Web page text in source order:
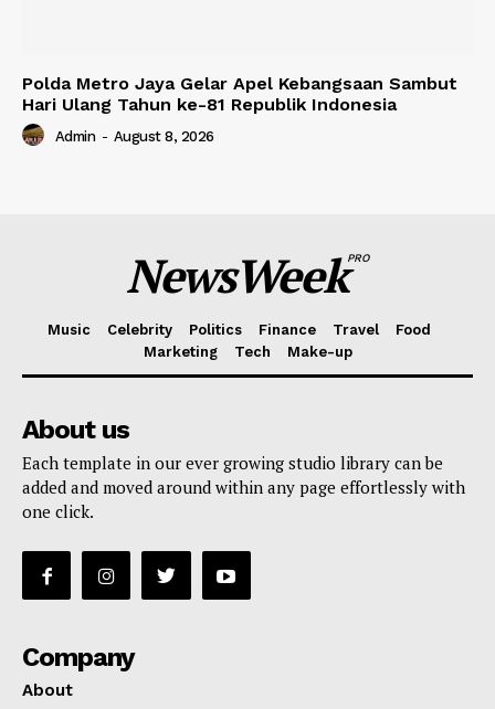
Polda Metro Jaya Gelar Apel Kebangsaan Sambut
Hari Ulang Tahun ke-81 Republik Indonesia
Admin - August 8, 2026
NewsWeekPRO
Music Celebrity Politics Finance Travel
Food
Marketing
Tech Make-up
About us
Each template in our ever growing studio library can be
added and moved around within any page effortlessly with
one click.
Company
About